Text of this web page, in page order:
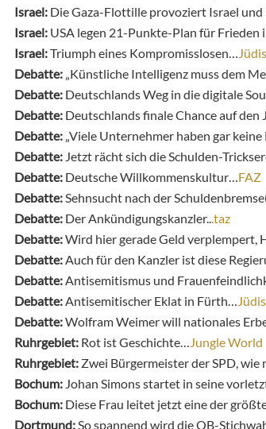
Israel: Die Gaza-Flottille provoziert Israel und
Israel: USA legen 21-Punkte-Plan für Frieden
Israel:Triumph eines Kompromisslosen…
Debatte: „Künstliche Intelligenz muss dem
Debatte: Deutschlands Weg in die digitale
Debatte: Deutschlands finale Chance auf den
Debatte: „Viele Unternehmer haben gar keine
Debatte: Jetzt rächt sich die Schulden-
Debatte: Deutsche Willkommenskultur… FAZ
Debatte: Sehnsucht nach der
Debatte: Der Ankündigungskanzler.. .taz
Debatte:Wird hier gerade Geld verplempert,
Debatte: Auch für den Kanzler ist diese
Debatte: Antisemitismus und
Debatte: Antisemitischer Eklat in Fürth…
Debatte:Wolfram Weimer will nationales
Ruhrgebiet: Rot ist Geschichte…
Jungle World
Ruhrgebiet: Zwei Bürgermeister der SPD, wie
Bochum: Johan Simons startet in seine
Bochum: Diese Frau leitet jetzt eine der
Dortmund: So spannend wird die OB-